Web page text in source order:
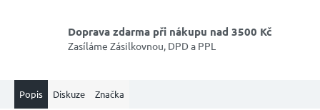
Doprava zdarma při nákupu nad 3500 Kč
Zasíláme Zásilkovnou, DPD a PPL
Popis Diskuze Značka